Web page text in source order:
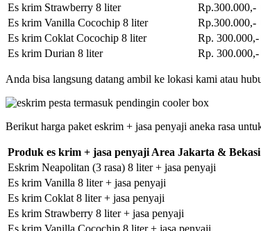
Es krim Strawberry 8 liter
Rp.300.000,-
Es krim Vanilla Cocochip 8 liter
Rp.300.000,-
Es krim Coklat Cocochip 8 liter
Rp. 300.000,-
Es krim Durian 8 liter
Rp. 300.000,-
Anda bisa langsung datang ambil ke lokasi kami atau
Berikut harga paket eskrim + jasa penyaji aneka rasa
Produk es krim + jasa penyaji Area Jakarta & Bekasi
Eskrim Neapolitan (3 rasa) 8 liter + jasa penyaji
Es krim Vanilla 8 liter + jasa penyaji
Es krim Coklat 8 liter + jasa penyaji
Es krim Strawberry 8 liter + jasa penyaji
Es krim Vanilla Cocochip 8 liter + jasa penyaji